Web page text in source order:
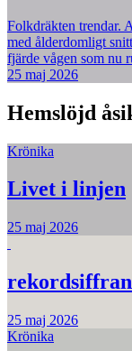
Folkdräkten trendar.
med ålderdomligt
fjärde vågen som nu
25 maj 2026
Hemslöjd
Krönika
Livet i linjen
25 maj 2026
25 maj 2026
Krönika